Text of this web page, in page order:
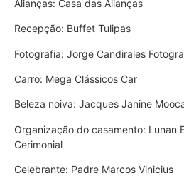
Alianças: Casa das Alianças
Recepção: Buffet Tulipas
Fotografia: Jorge Candirales
Carro: Mega Clássicos Car
Beleza noiva: Jacques Janine
Organização do casamento: Lunan
Cerimonial
Celebrante: Padre Marcos Vinicius